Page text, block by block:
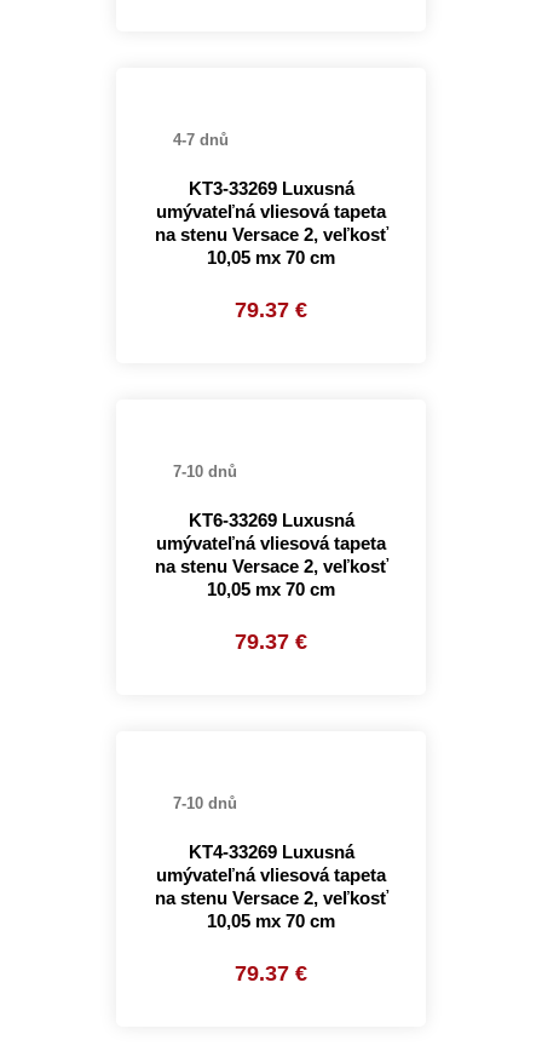
4-7 dnů
KT3-33269 Luxusná
umývateľná vliesová tapeta
na stenu Versace 2, veľkosť
10,05 mx 70 cm
79.37 €
7-10 dnů
KT6-33269 Luxusná
umývateľná vliesová tapeta
na stenu Versace 2, veľkosť
10,05 mx 70 cm
79.37 €
7-10 dnů
KT4-33269 Luxusná
umývateľná vliesová tapeta
na stenu Versace 2, veľkosť
10,05 mx 70 cm
79.37 €